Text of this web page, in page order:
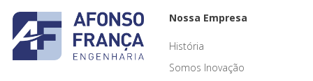
Nossa Empresa
História
Somos Inovação